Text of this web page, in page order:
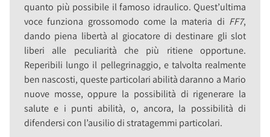
quanto più possibile il famoso idraulico. Quest’ultima
voce funziona grossomodo come la materia di FF7,
dando piena libertà al giocatore di destinare gli slot
liberi alle peculiarità che più ritiene opportune.
Reperibili lungo il pellegrinaggio, e talvolta realmente
ben nascosti, queste particolari abilità daranno a Mario
nuove mosse, oppure la possibilità di rigenerare la
salute e i punti abilità, o, ancora, la possibilità di
difendersi con l’ausilio di stratagemmi particolari.